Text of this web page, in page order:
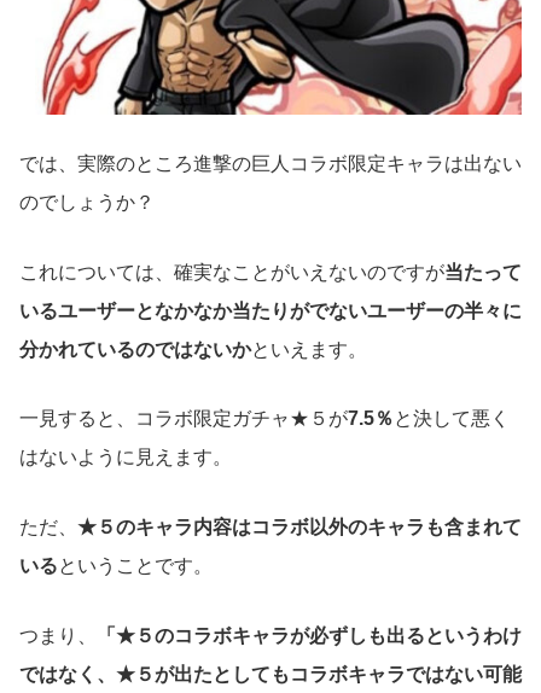
では、実際のところ進撃の巨人コラボ限定キャラは出ない
のでしょうか？
これについては、確実なことがいえないのですが当たって
いるユーザーとなかなか当たりがでないユーザーの半々に
分かれているのではないかといえます。
一見すると、コラボ限定ガチャ★５が7.5％ と決して悪く
はないように見えます。
ただ、 ★５のキャラ内容はコラボ以外のキャラも含まれて
いるということです。
つまり、
「★５のコラボキャラが必ずしも出るというわけ
ではなく、★５が出たとしてもコラボキャラではない可能